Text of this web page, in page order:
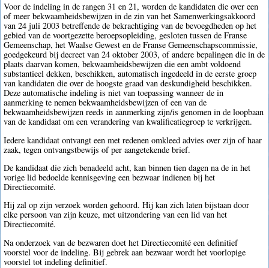
Voor de indeling in de rangen 31 en 21, worden de kandidaten die over een
of meer bekwaamheidsbewijzen in de zin van het Samenwerkingsakkoord
van 24 juli 2003 betreffende de bekrachtiging van de bevoegdheden op het
gebied van de voortgezette beroepsopleiding, gesloten tussen de Franse
Gemeenschap, het Waalse Gewest en de Franse Gemeenschapscommissie,
goedgekeurd bij decreet van 24 oktober 2003, of andere bepalingen die in de
plaats daarvan komen, bekwaamheidsbewijzen die een ambt voldoend
substantieel dekken, beschikken, automatisch ingedeeld in de eerste groep
van kandidaten die over de hoogste graad van deskundigheid beschikken.
Deze automatische indeling is niet van toepassing wanneer de in
aanmerking te nemen bekwaamheidsbewijzen of een van de
bekwaamheidsbewijzen reeds in aanmerking zijn/is genomen in de loopbaan
van de kandidaat om een verandering van kwalificatiegroep te verkrijgen.
Iedere kandidaat ontvangt een met redenen omkleed advies over zijn of haar
zaak, tegen ontvangstbewijs of per aangetekende brief.
De kandidaat die zich benadeeld acht, kan binnen tien dagen na de in het
vorige lid bedoelde kennisgeving een bezwaar indienen bij het
Directiecomité.
Hij zal op zijn verzoek worden gehoord. Hij kan zich laten bijstaan door
elke persoon van zijn keuze, met uitzondering van een lid van het
Directiecomité.
Na onderzoek van de bezwaren doet het Directiecomité een definitief
voorstel voor de indeling. Bij gebrek aan bezwaar wordt het voorlopige
voorstel tot indeling definitief.